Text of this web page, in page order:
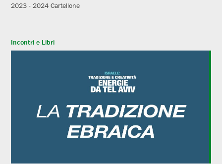
2023 - 2024 Cartellone
Incontri e Libri